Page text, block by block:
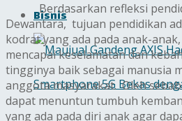
Bisnis
Berdasarkan refleksi
Dewantara, tujuan pendidikan
kodrat yang ada pada anak-
mencapai keselamatan dan
tingginya baik sebagai manusia
anggota masyarakat. Oleh
dapat menuntun tumbuh
yang ada pada diri anak agar